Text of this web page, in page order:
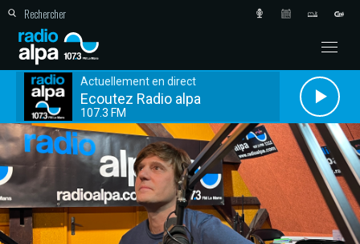
Actuellement en direct
Ecoutez Radio alpa
107.3 FM